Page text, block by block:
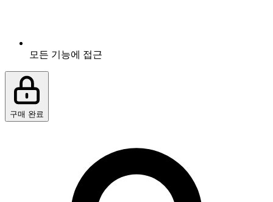
모든 기능에 접근
구매 완료